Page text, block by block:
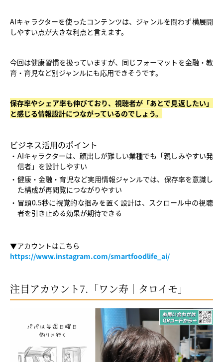
AIキャラクターを使ったコンテンツは、ジャンルを問わず横展開
しやすい点が大きな利点と言えます。
今回は健康習慣を扱っていますが、同じフォーマットを金融・教
育・育児など別ジャンルにも応用できそうです。
保存率やシェア率も伸びており、視聴者が「あとで見返したい」
と感じる情報設計につながっているのでしょう。
ビジネス活用のポイント
AIキャラクターは、顔出しが難しい業種でも「親しみやすい発
信者」を設計しやすい
健康・金融・育児など実用情報ジャンルでは、保存率を意識し
た構成が再閲覧につながりやすい
冒頭0.5秒に視覚的な掴みを置く設計は、スクロール中の視聴
者を引き止める効果が期待できる
▼アカウントはこちら
https://www.instagram.com/smartfoodlife_ai/
注目アカウント7.「ワン寿｜タロイモ」